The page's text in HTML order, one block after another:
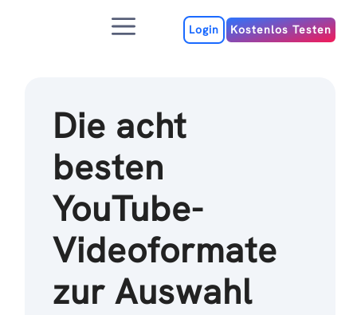
MenuLogin Kostenlos Testen
Die acht
besten
YouTube-
Videoformate
zur Auswahl